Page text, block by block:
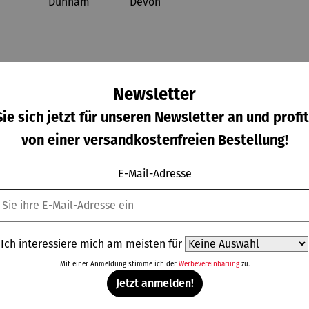
Preis:
€
Beistelltis
ch &
Hocker |
Teakholz –
Dunham
Regulärer Preis:
109,00 €
Durchschnittliche Bewertung von
ch |
klappbar
Teakholz –
Devon
Regulärer Preis:
39,00 €
ch aus
Teakholz
3er Set
Verkaufspreis:
119,00 €
UVP Regulärer Preis:
Newsletter
sich jetzt für unseren Newsletter an und
von einer versandkostenfreien Bestellung!
E-Mail-Adresse
Ich interessiere mich am meisten für
Mit einer Anmeldung stimme ich der Werbevereinbarungzu.
Jetzt anmelden!